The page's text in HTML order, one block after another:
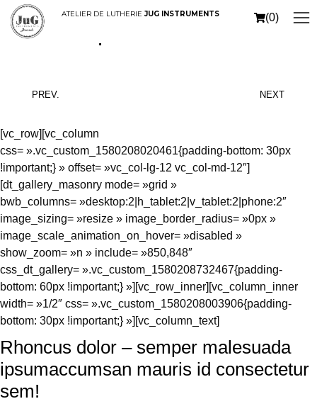
ATELIER DE LUTHERIEJUG INSTRUMENTS (0)
Lorem ipsum with sidebar
PREV. NEXT
[vc_row][vc_column
css= ».vc_custom_1580208020461{padding-bottom: 30px
!important;} » offset= »vc_col-lg-12 vc_col-md-12″]
[dt_gallery_masonry mode= »grid »
bwb_columns= »desktop:2|h_tablet:2|v_tablet:2|phone:2″
image_sizing= »resize » image_border_radius= »0px »
image_scale_animation_on_hover= »disabled »
show_zoom= »n » include= »850,848″
css_dt_gallery= ».vc_custom_1580208732467{padding-
bottom: 60px !important;} »][vc_row_inner][vc_column_inner
width= »1/2″ css= ».vc_custom_1580208003906{padding-
bottom: 30px !important;} »][vc_column_text]
Rhoncus dolor – semper malesuada
ipsumaccumsan mauris id consectetur
sem!